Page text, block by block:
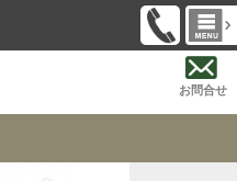
お問合せ